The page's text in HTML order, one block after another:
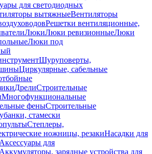
для светодиодных
вытяжныеВентиляторы
Решетки вентиляционные,
ЛюкиЛюки ревизионныеЛюки
Люки под
Шуруповерты,
Циркулярные, сабельные
ДрелиСтроительные
Многофункциональные
феныСтроительные
стамески
Степлеры,
ножницы, резакиНасадки для
Аксессуары для
Аккумуляторы, зарядные устройства для